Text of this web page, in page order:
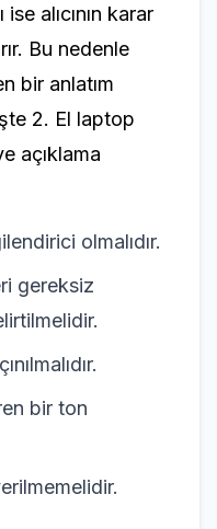
alıcının karar
Bu nedenle
bir anlatım
2. El laptop
açıklama
olmalıdır.
gereksiz
bir ton